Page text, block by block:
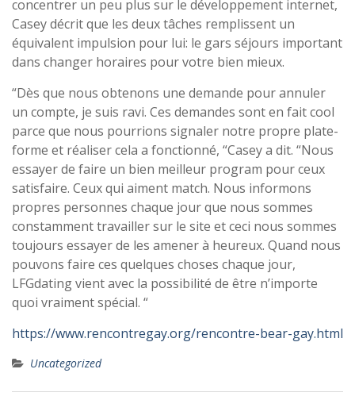
concentrer un peu plus sur le développement internet,
Casey décrit que les deux tâches remplissent un
équivalent impulsion pour lui: le gars séjours important
dans changer horaires pour votre bien mieux.
“Dès que nous obtenons une demande pour annuler
un compte, je suis ravi. Ces demandes sont en fait cool
parce que nous pourrions signaler notre propre plate-
forme et réaliser cela a fonctionné, “Casey a dit. “Nous
essayer de faire un bien meilleur program pour ceux
satisfaire. Ceux qui aiment match. Nous informons
propres personnes chaque jour que nous sommes
constamment travailler sur le site et ceci nous sommes
toujours essayer de les amener à heureux. Quand nous
pouvons faire ces quelques choses chaque jour,
LFGdating vient avec la possibilité de être n’importe
quoi vraiment spécial. “
https://www.rencontregay.org/rencontre-bear-gay.html
Uncategorized